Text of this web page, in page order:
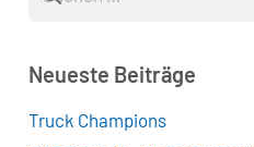
nach:
Neueste Beiträge
Truck Champions